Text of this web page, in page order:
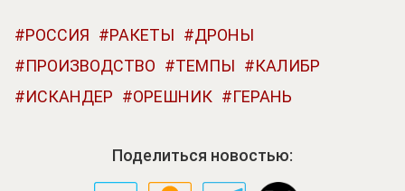
РОССИЯ РАКЕТЫ
ДРОНЫ
ПРОИЗВОДСТВО
ТЕМПЫ
КАЛИБР
ИСКАНДЕР
ОРЕШНИК ГЕРАНЬ
Поделиться новостью: